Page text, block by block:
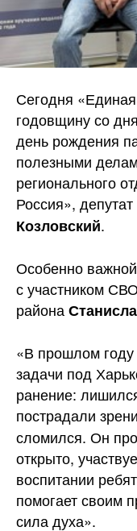
Сегодня
годовщину со
день рождения
полезными
регионального
Россия»,
Козловский.
Особенно
с участником
района
«В прошлом
задачи под
ранение:
пострадали
сломился. Он
открыто,
воспитании
помогает своим
сила духа».